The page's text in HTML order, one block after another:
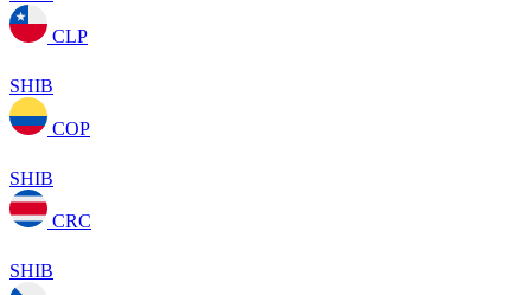
CLP
SHIB
COP
SHIB
CRC
SHIB